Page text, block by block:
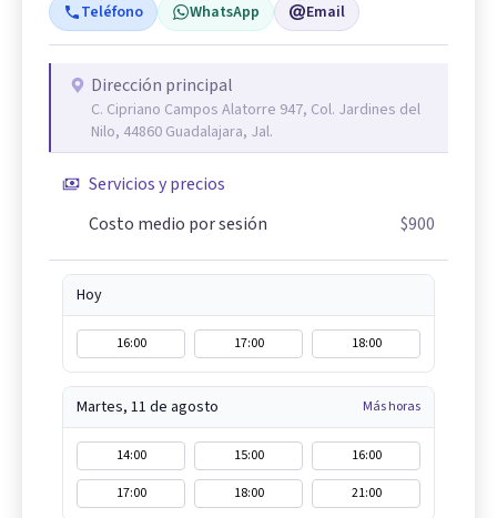
Teléfono WhatsApp Email
Dirección principal
C. Cipriano Campos Alatorre 947, Col. Jardines del
Nilo, 44860 Guadalajara, Jal.
Servicios y precios
Costo medio por sesión
$900
Hoy
16:00 17:00 18:00
Martes, 11 de agosto Más horas
14:00 15:00
16:00
17:00
18:00 21:00